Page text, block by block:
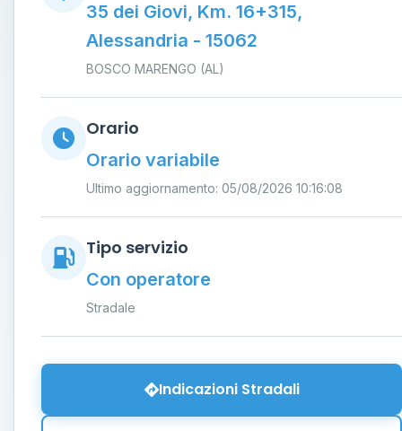
35 dei Giovi, Km. 16+315,
Alessandria - 15062
BOSCO MARENGO (AL)
Orario
Orario variabile
Ultimo aggiornamento: 05/08/2026 10:16:08
Tipo servizio
Con operatore
Stradale
Indicazioni Stradali